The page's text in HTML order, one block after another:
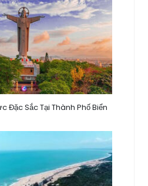
Đặc Sắc Tại Thành Phố Biển